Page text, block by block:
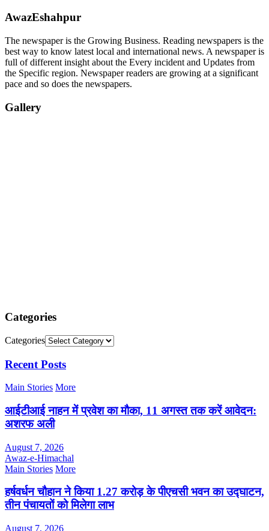
AwazEshahpur
The newspaper is the Growing Business. Reading newspapers is the
best way to know latest local and international news. A newspaper is
full of different insight about the Every incident and Updates from
the Specific region. Newspaper readers are growing at a significant
pace and so does the newspapers.
Gallery
Categories
Categories
Recent Posts
Main Stories More
आईटीआई नाहन में प्रवेश का मौका, 11 अगस्त तक करें आवेदन:
अशरफ अली
August 7, 2026
Awaz-e-Himachal
Main Stories More
हर्षवर्धन चौहान ने किया 1.27 करोड़ के पीएचसी भवन का उद्घाटन,
तीन पंचायतों को मिलेगा लाभ
August 7, 2026